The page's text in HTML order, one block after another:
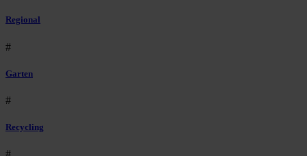
Regional
#
Garten
#
Recycling